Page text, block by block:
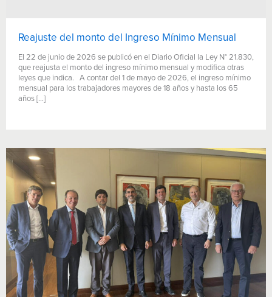
Reajuste del monto del Ingreso Mínimo Mensual
El 22 de junio de 2026 se publicó en el Diario Oficial la Ley N° 21.830,
que reajusta el monto del ingreso mínimo mensual y modifica otras
leyes que indica. A contar del 1 de mayo de 2026, el ingreso mínimo
mensual para los trabajadores mayores de 18 años y hasta los 65
años […]